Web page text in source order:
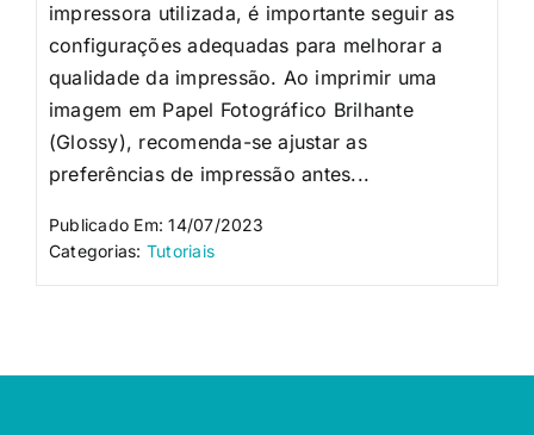
impressora utilizada, é importante seguir as
configurações adequadas para melhorar a
qualidade da impressão. Ao imprimir uma
imagem em Papel Fotográfico Brilhante
(Glossy), recomenda-se ajustar as
preferências de impressão antes...
Publicado Em: 14/07/2023
Categorias: Tutoriais